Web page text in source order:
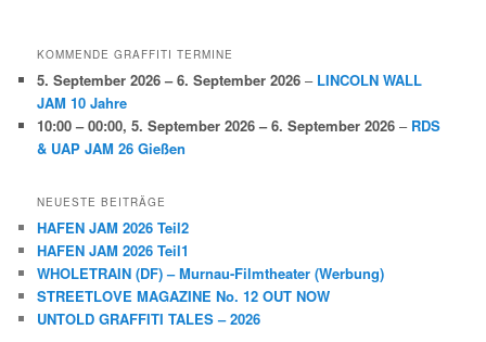
KOMMENDE GRAFFITI TERMINE
5. September 2026 – 6. September 2026 – LINCOLN WALL
JAM 10 Jahre
10:00 – 00:00,5. September 2026 – 6. September 2026 – RDS
& UAP JAM 26 Gießen
NEUESTE BEITRÄGE
HAFEN JAM 2026 Teil2
HAFEN JAM 2026 Teil1
WHOLETRAIN (DF) – Murnau-Filmtheater (Werbung)
STREETLOVE MAGAZINE No. 12 OUT NOW
UNTOLD GRAFFITI TALES – 2026